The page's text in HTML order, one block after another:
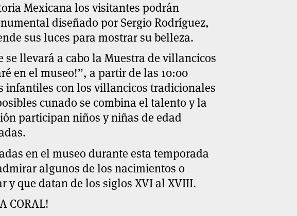
Mexicana los visitantes podrán
diseñado por Sergio Rodríguez,
sus luces para mostrar su belleza.
se llevará a cabo la Muestra de villancicos
en el museo!”, a partir de las 10:00
infantiles con los villancicos tradicionales
cunado se combina el talento y la
participan niños y niñas de edad
en el museo durante esta temporada
algunos de los nacimientos o
y que datan de los siglos XVI al XVIII.
CORAL!